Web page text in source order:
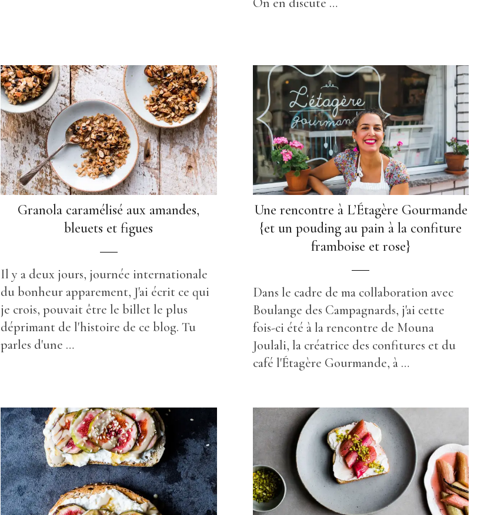
On en discute …
Granola caramélisé aux amandes,
bleuets et figues
Il y a deux jours, journée internationale
du bonheur apparement, J'ai écrit ce qui
je crois, pouvait être le billet le plus
déprimant de l'histoire de ce blog. Tu
parles d'une …
Une rencontre à L’Étagère Gourmande
{et un pouding au pain à la confiture
framboise et rose}
Dans le cadre de ma collaboration avec
Boulange des Campagnards, j'ai cette
fois-ci été à la rencontre de Mouna
Joulali, la créatrice des confitures et du
café l'Étagère Gourmande, à …